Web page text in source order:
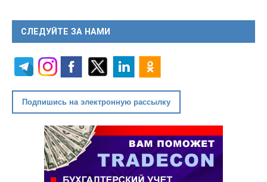
СЛЕДУЙТЕ ЗА НАМИ
Подпишись на электронную рассылку